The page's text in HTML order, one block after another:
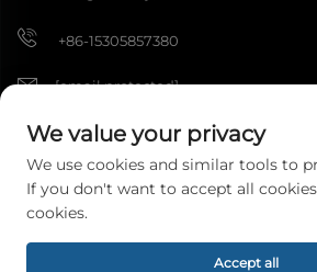
+86-15305857380
[email protected]
Copyright © 2026 Hangzhou Meibi
rettigheter reservert.
We value your privacy
We use cookies and similar tools to
If you don't want to accept all
cookies.
Accept all